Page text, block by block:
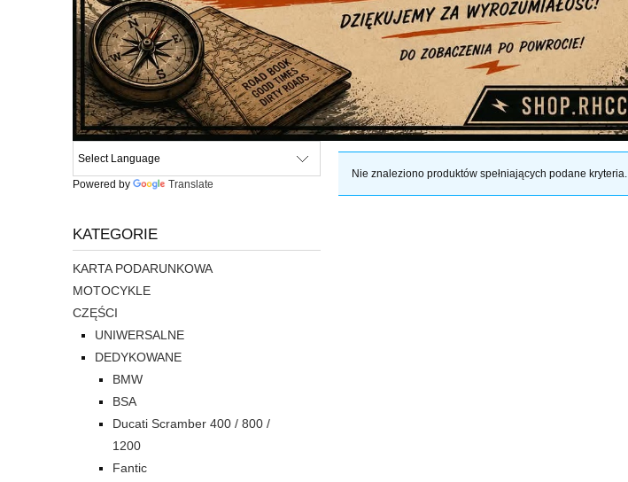
Powered by Translate
KATEGORIE
KARTA PODARUNKOWA
MOTOCYKLE
CZĘŚCI
UNIWERSALNE
DEDYKOWANE
BMW
BSA
Ducati Scramber 400 / 800 /
1200
Fantic
Nie znaleziono produktów spełniających podane kryteria.